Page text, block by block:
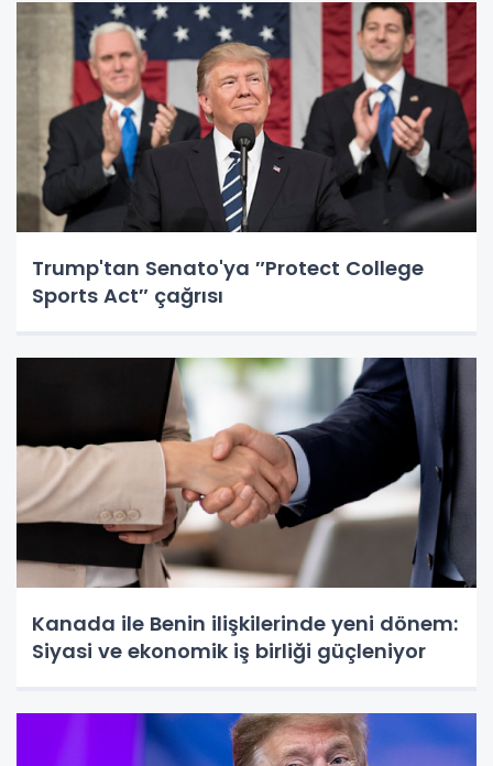
Trump'tan Senato'ya ″Protect College
Sports Act″ çağrısı
Kanada ile Benin ilişkilerinde yeni dönem:
Siyasi ve ekonomik iş birliği güçleniyor